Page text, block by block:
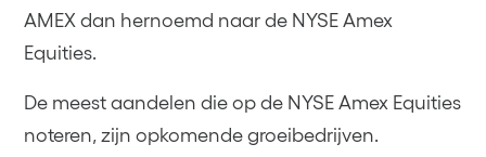
AMEX dan hernoemd naar de NYSE Amex
Equities.
De meest aandelen die op de NYSE Amex Equities
noteren, zijn opkomende groeibedrijven.